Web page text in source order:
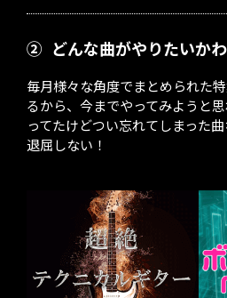
② どんな曲がやりたいか
毎月様々な角度でまとめられた
るから、今までやってみようと
ってたけどつい忘れてしまった
退屈しない！